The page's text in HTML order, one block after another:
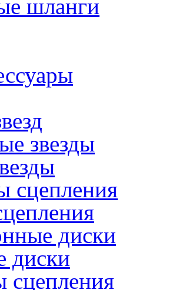
шланги
звезды
сцепления
диски
диски